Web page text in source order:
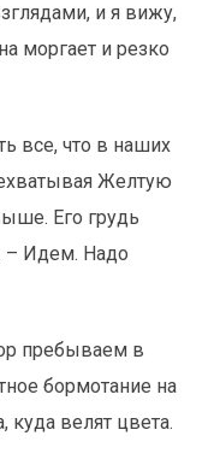
и я вижу,
моргает и резко
все, что в наших
Желтую
Его грудь
– Идем. Надо
пребываем в
бормотание на
велят цвета.